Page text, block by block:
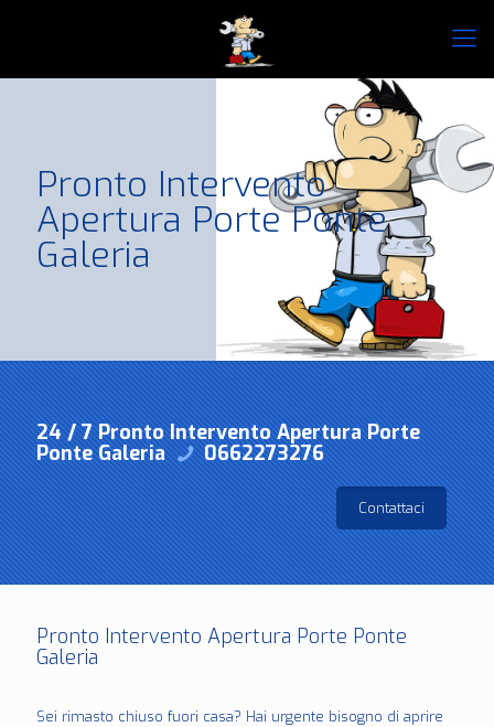
Pronto Intervento
Apertura Porte Ponte
Galeria
24 / 7 Pronto Intervento Apertura Porte
Ponte Galeria 0662273276
Contattaci
Pronto Intervento Apertura Porte Ponte
Galeria
Sei rimasto chiuso fuori casa? Hai urgente bisogno di aprire